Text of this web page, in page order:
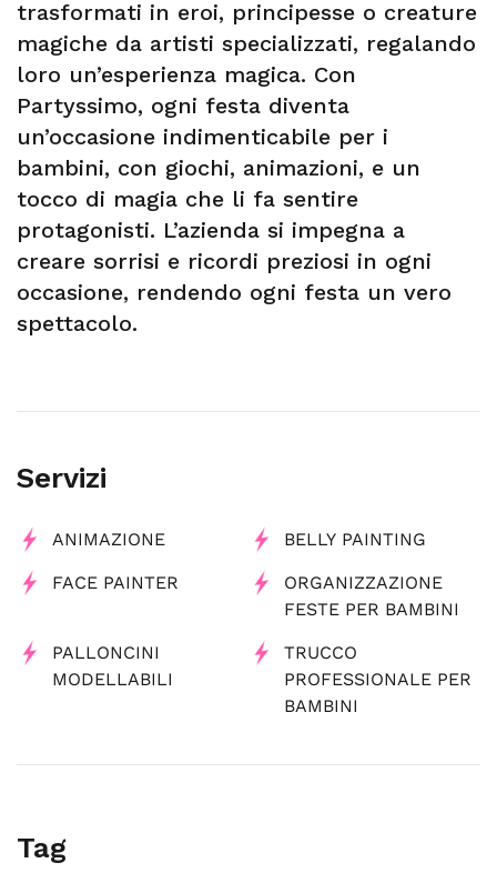
trasformati in eroi, principesse o creature
magiche da artisti specializzati, regalando
loro un’esperienza magica. Con
Partyssimo, ogni festa diventa
un’occasione indimenticabile per i
bambini, con giochi, animazioni, e un
tocco di magia che li fa sentire
protagonisti. L’azienda si impegna a
creare sorrisi e ricordi preziosi in ogni
occasione, rendendo ogni festa un vero
spettacolo.
Servizi
ANIMAZIONE BELLY PAINTING
FACE PAINTER
ORGANIZZAZIONE
FESTE PER BAMBINI
PALLONCINI
MODELLABILI
TRUCCO
PROFESSIONALE PER
BAMBINI
Tag